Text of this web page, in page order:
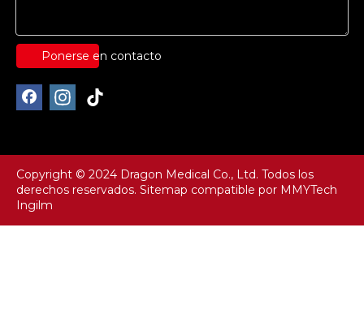
Ponerse en contacto
Copyright © 2024 Dragon Medical Co., Ltd. Todos los
derechos reservados. Sitemap compatible por MMYTech
Ingilm